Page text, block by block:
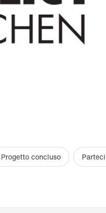
Progetto concluso